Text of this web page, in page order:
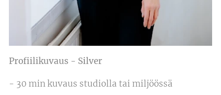
Profiilikuvaus - Silver
- 30 min kuvaus studiolla tai miljöössä